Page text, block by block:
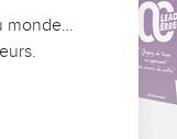
21
22
23
Software - sblgnt.com
monde…